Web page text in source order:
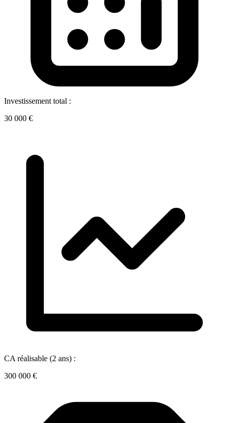
Investissement total :
30 000 €
CA réalisable (2 ans) :
300 000 €